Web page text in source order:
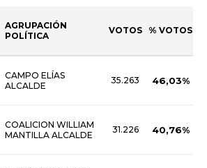
AGRUPACIÓN
POLÍTICA
VOTOS % VOTOS
CAMPO ELÍAS
ALCALDE
35.263 46,03%
COALICION WILLIAM
MANTILLA ALCALDE
31.226 40,76%